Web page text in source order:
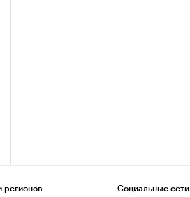
регионов Социальные сети